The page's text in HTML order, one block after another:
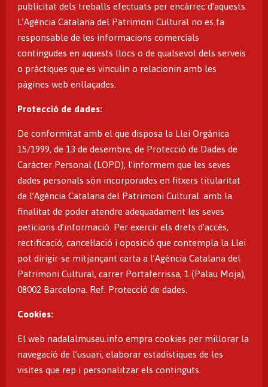
publicitat dels treballs efectuats per encàrrec d’aquests.
L’Agència Catalana del Patrimoni Cultural no es fa
responsable de les informacions comercials
contingudes en aquests llocs o de qualsevol dels serveis
o pràctiques que es vinculin o relacionin amb les
pàgines web enllaçades.
Protecció de dades:
De conformitat amb el que disposa la Llei Orgànica
15/1999, de 13 de desembre, de Protecció de Dades de
Caràcter Personal (LOPD), l’informem que les seves
dades personals són incorporades en fitxers titularitat
de l’Agència Catalana del Patrimoni Cultural. amb la
finalitat de poder atendre adequadament les seves
peticions d’informació. Per exercir els drets d’accés,
rectificació, cancel·lació i oposició que contempla la Llei
pot dirigir-se mitjançant carta a l’Agència Catalana del
Patrimoni Cultural, carrer Portaferrissa, 1 (Palau Moja),
08002 Barcelona. Ref. Protecció de dades.
Cookies:
El web nadalalmuseu.info empra cookies per millorar la
navegació de l’usuari, elaborar estadístiques de les
visites que rep i personalitzar els continguts.